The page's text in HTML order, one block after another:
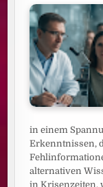
in einem
Erkenntnissen,
alternativen
in Krisenzeiten,